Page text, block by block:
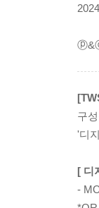
ⓟ&ⓒ
구
'디
[ 디
-